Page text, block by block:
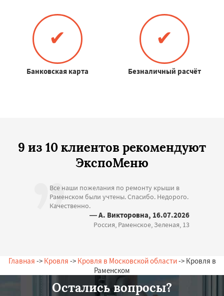
✔
Банковская карта
✔
Безналичный расчёт
9 из 10 клиентов рекомендуют
ЭкспоМеню
Все наши пожелания по ремонту крыши в
Раменском были учтены. Спасибо. Недорого.
Качественно.
— А. Викторовна, 16.07.2026
Россия, Раменское, Зеленая, 13
Главная -> Кровля -> Кровля в Московской области-> Кровля в
Раменском
Остались вопросы?